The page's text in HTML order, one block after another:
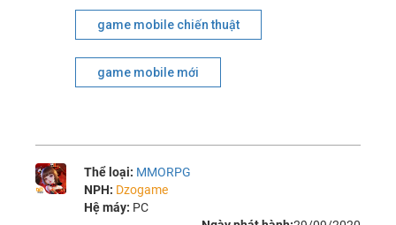
game mobile chiến thuật
game mobile mới
Thể loại: MMORPG
NPH: Dzogame
Hệ máy: PC